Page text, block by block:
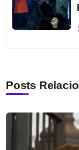
Posts